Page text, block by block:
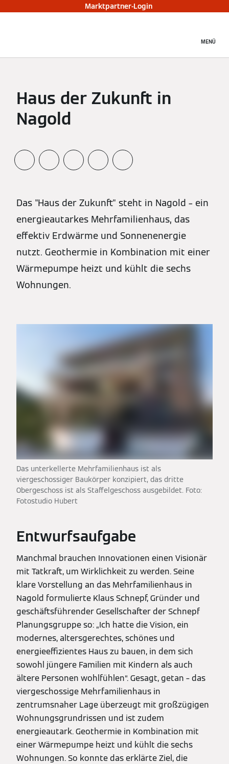
Marktpartner-Login
MENÜ
Haus der Zukunft in
Nagold
Das "Haus der Zukunft" steht in Nagold – ein
energieautarkes Mehrfamilienhaus, das
effektiv Erdwärme und Sonnenenergie
nutzt. Geothermie in Kombination mit einer
Wärmepumpe heizt und kühlt die sechs
Wohnungen.
Das unterkellerte Mehrfamilienhaus ist als
viergeschossiger Baukörper konzipiert, das dritte
Obergeschoss ist als Staffelgeschoss ausgebildet. Foto:
Fotostudio Hubert
Entwurfsaufgabe
Manchmal brauchen Innovationen einen Visionär
mit Tatkraft, um Wirklichkeit zu werden. Seine
klare Vorstellung an das Mehrfamilienhaus in
Nagold formulierte Klaus Schnepf, Gründer und
geschäftsführender Gesellschafter der Schnepf
Planungsgruppe so: „Ich hatte die Vision, ein
modernes, altersgerechtes, schönes und
energieeffizientes Haus zu bauen, in dem sich
sowohl jüngere Familien mit Kindern als auch
ältere Personen wohlfühlen“. Gesagt, getan – das
viergeschossige Mehrfamilienhaus in
zentrumsnaher Lage überzeugt mit großzügigen
Wohnungsgrundrissen und ist zudem
energieautark. Geothermie in Kombination mit
einer Wärmepumpe heizt und kühlt die sechs
Wohnungen. So konnte das erklärte Ziel, die